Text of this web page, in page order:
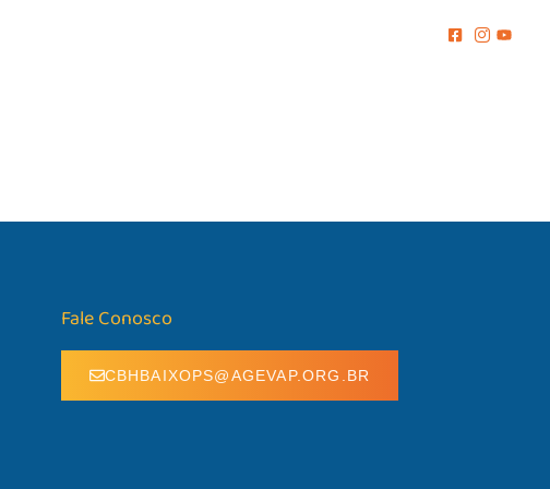
Fale Conosco
CBHBAIXOPS@AGEVAP.ORG.BR